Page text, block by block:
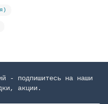
- подпишитесь на наши
акции.